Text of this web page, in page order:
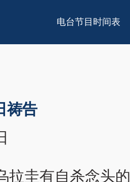
电台节目时间表
祷告
拉圭有自杀念头